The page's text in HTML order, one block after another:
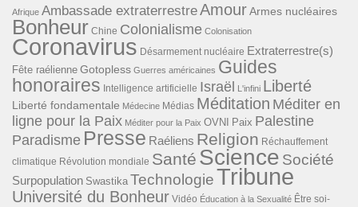
Afrique Ambassade extraterrestreAmourArmes nucléaires
Bonheur Chine Colonialisme Colonisation
Coronavirus Désarmement nucléaire Extraterrestre(s)
Fête raélienne Gotopless Guerres américaines Guides
honoraires Intelligence artificielle Israël L'infini Liberté
Liberté fondamentale Médecine Médias Méditation Méditer en
ligne pour la Paix Méditer pour la Paix OVNI Paix Palestine
Paradisme Presse Raéliens Religion Réchauffement
climatique Révolution mondiale Santé Science Société
Surpopulation Swastika TechnologieTribune
Université du Bonheur Vidéo Éducation à la Sexualité Être soi-